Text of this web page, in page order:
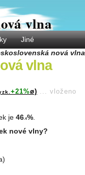
vlna
Jiné
nová vlna
vlna
+21%ø) ... vloženo
je 46.4%.
nové vlny?